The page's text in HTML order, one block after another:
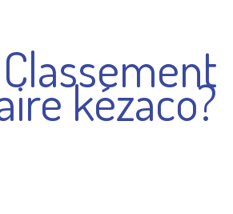
Classement
kézaco?